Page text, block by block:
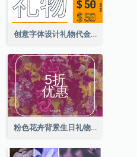
创意字体设计礼物代金券
粉色花卉背景生日礼物卡